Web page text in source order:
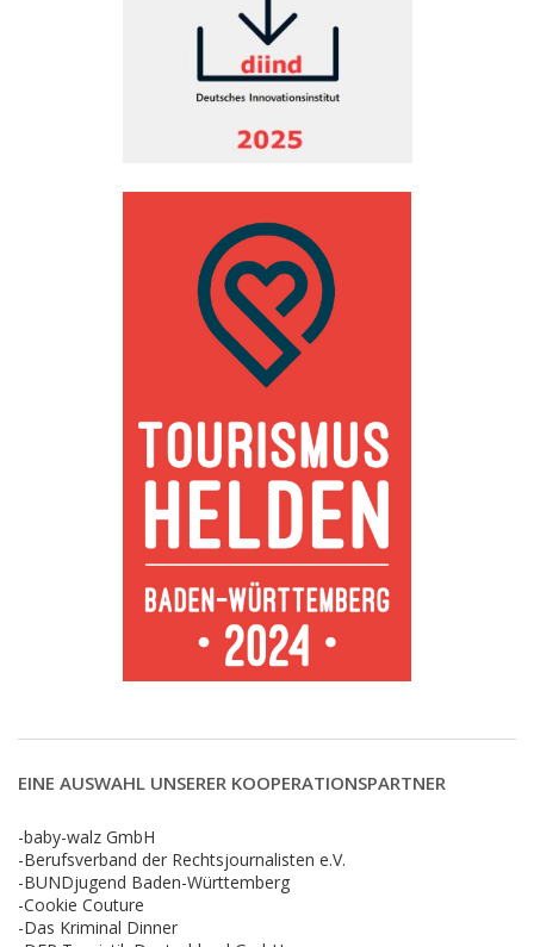
EINE AUSWAHL UNSERER KOOPERATIONSPARTNER
-baby-walz GmbH
-Berufsverband der Rechtsjournalisten e.V.
-BUNDjugend Baden-Württemberg
-Cookie Couture
-Das Kriminal Dinner